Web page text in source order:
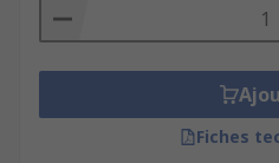
Fiches